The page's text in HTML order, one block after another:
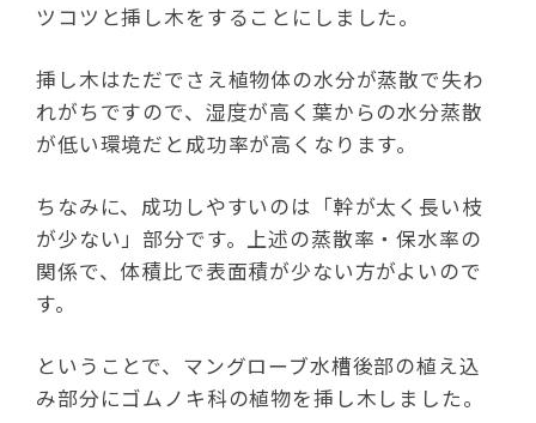
ツコツと挿し木をすることにしました。
挿し木はただでさえ植物体の水分が蒸散で失わ
れがちですので、湿度が高く葉からの水分蒸散
が低い環境だと成功率が高くなります。
ちなみに、成功しやすいのは「幹が太く長い枝
が少ない」部分です。上述の蒸散率・保水率の
関係で、体積比で表面積が少ない方がよいので
す。
ということで、マングローブ水槽後部の植え込
み部分にゴムノキ科の植物を挿し木しました。